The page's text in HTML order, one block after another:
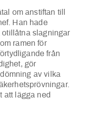
om anstiftan till
Han hade
otillåtna slagningar
ramen för
från
gör
av vilka
att lägga ned